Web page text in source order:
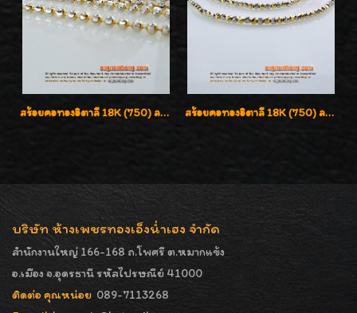
สร้อยคอทองอิตาลี 18K (750) ลายยินตันแกะมูนคัดสวย ลายนี้เงามากๆค่ะ ใส่ทนแข็งแรง สร้อยคอทองอิตาลี 18K (750) ลายสวยตัดเหลี่ยมคมชัด ใส่สวยน่ารักค่ะ
บริษัท ห้างเพชรทองเอ็งน่ำเฮง จำกัด
สำนักงานใหญ่ 166-168 ถ.โพศรี ต.หมากแข้ง
อ.เมือง จ.อุดรธานี รหัสไปรษณีย์ 41000
ติดต่อ คุณหน่อย 089-7113268